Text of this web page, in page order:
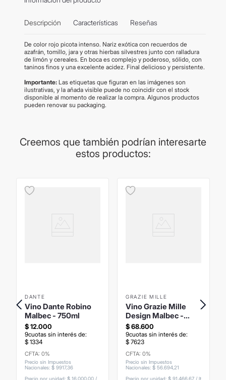
Descripción Características Reseñas
De color rojo picota intenso. Nariz exótica con recuerdos de
azafrán, tomillo, jara y otras hierbas silvestres junto con ralladura
de limón y cereales. En boca es complejo y poderoso, sólido, con
taninos finos y una excelente acidez. Final delicioso y persistente.
Importante:Las etiquetas que figuran en las imágenes son
ilustrativas, y la añada visible puede no coincidir con el stock
disponible al momento de realizar la compra. Algunos productos
pueden renovar su packaging.
Creemos que también podrían interesarte
estos productos:
DANTE
Vino Dante Robino
Malbec - 750ml
$12.000
9cuotas sin interés de:
$ 1334
CFTA: 0%
Precio sin Impuestos
Nacionales: $ 9917,36
Precio por unidad: $ 16.000,00 /
GRAZIE MILLE
Vino Grazie Mille
Design Malbec -
750ml
$68.600
9cuotas sin interés de:
$ 7623
CFTA: 0%
Precio sin Impuestos
Nacionales: $ 5669421
Precio por unidad: $ 91.466,67 / lt